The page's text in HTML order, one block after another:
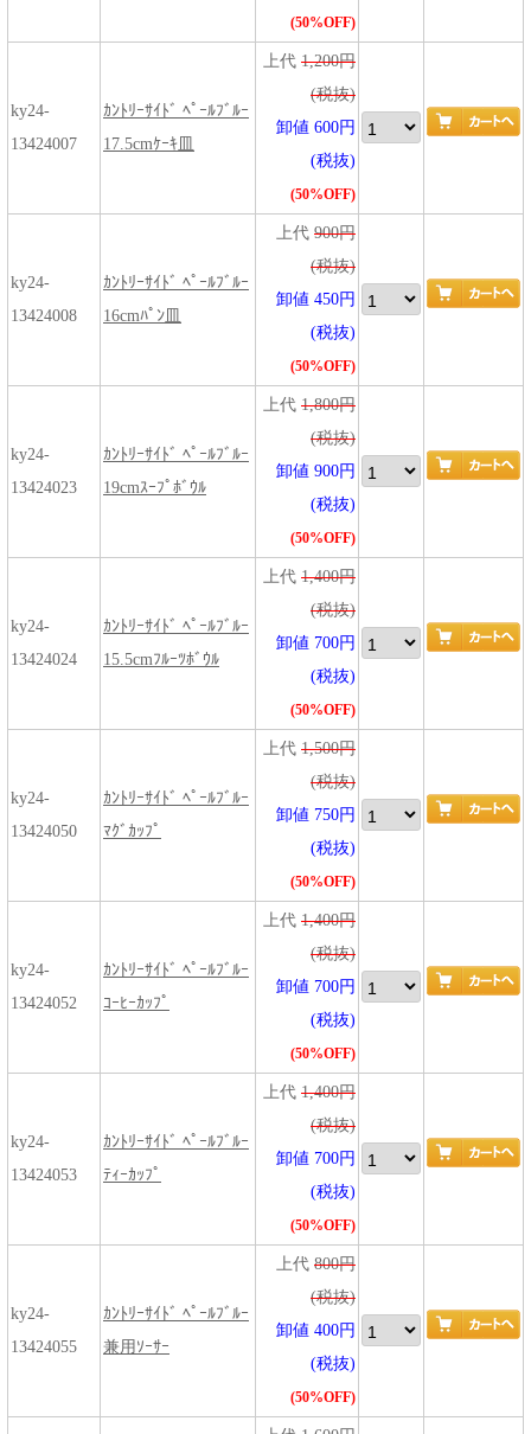
(50%OFF)
ky24-
13424007
ｶﾝﾄﾘｰｻｲﾄﾞ ﾍﾟｰﾙﾌﾞﾙｰ
17.5cmｹｰｷ皿
上代 1,200円
(税抜)
卸値 600円
(税抜)
(50%OFF)
ky24-
13424008
ｶﾝﾄﾘｰｻｲﾄﾞ ﾍﾟｰﾙﾌﾞﾙｰ
16cmﾊﾟﾝ皿
上代 900円
(税抜)
卸値 450円
(税抜)
(50%OFF)
ky24-
13424023
ｶﾝﾄﾘｰｻｲﾄﾞ ﾍﾟｰﾙﾌﾞﾙｰ
19cmｽｰﾌﾟﾎﾞｳﾙ
上代 1,800円
(税抜)
卸値 900円
(税抜)
(50%OFF)
ky24-
13424024
ｶﾝﾄﾘｰｻｲﾄﾞ ﾍﾟｰﾙﾌﾞﾙｰ
15.5cmﾌﾙｰﾂﾎﾞｳﾙ
上代 1,400円
(税抜)
卸値 700円
(税抜)
(50%OFF)
ky24-
13424050
ｶﾝﾄﾘｰｻｲﾄﾞ ﾍﾟｰﾙﾌﾞﾙｰ
ﾏｸﾞｶｯﾌﾟ
上代 1,500円
(税抜)
卸値 750円
(税抜)
(50%OFF)
ky24-
13424052
ｶﾝﾄﾘｰｻｲﾄﾞ ﾍﾟｰﾙﾌﾞﾙｰ
ｺｰﾋｰｶｯﾌﾟ
上代 1,400円
(税抜)
卸値 700円
(税抜)
(50%OFF)
ky24-
13424053
ｶﾝﾄﾘｰｻｲﾄﾞ ﾍﾟｰﾙﾌﾞﾙｰ
ﾃｨｰｶｯﾌﾟ
上代 1,400円
(税抜)
卸値 700円
(税抜)
(50%OFF)
ky24-
13424055
ｶﾝﾄﾘｰｻｲﾄﾞ ﾍﾟｰﾙﾌﾞﾙｰ
兼用ｿｰｻｰ
上代 800円
(税抜)
卸値 400円
(税抜)
(50%OFF)